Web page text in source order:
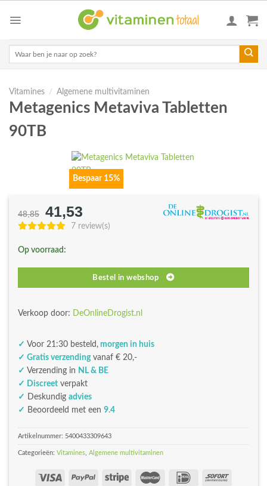
Vitamines / Algemene multivitaminen
Metagenics Metaviva Tabletten
90TB
Bespaar 15%
48,85
Oorspronkelijke
prijs
€48,85.
41,53
prijs
7 review(s)
Op voorraad:
Bestel in webshop
Verkoop door: DeOnlineDrogist.nl
✓ Voor 21:30 besteld, morgen in huis
✓ Gratis verzendingvanaf € 20,-
✓ Verzending in NL & BE
✓ Discreet verpakt
✓
Deskundig advies
✓ Beoordeeld met een 9.4
Artikelnummer: 5400433309643
Categorieën: Vitamines Algemene multivitaminen